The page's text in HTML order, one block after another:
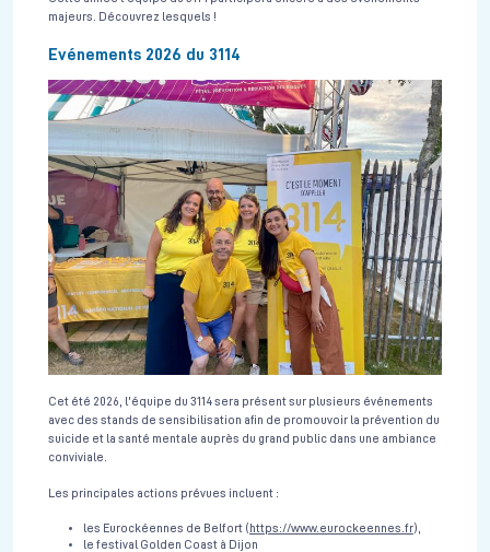
majeurs. Découvrez lesquels !
Evénements 2026 du 3114
Cet été 2026, l'équipe du 3114 sera présent sur plusieurs événements
avec des stands de sensibilisation afin de promouvoir la prévention du
suicide et la santé mentale auprès du grand public dans une ambiance
conviviale.
Les principales actions prévues incluent :
les Eurockéennes de Belfort ( https://www.eurockeennes.fr),
le festival Golden Coast à Dijon